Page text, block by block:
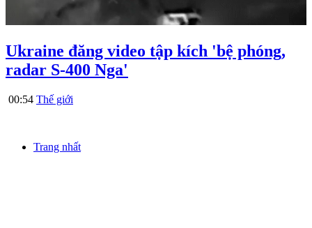
Ukraine đăng video tập kích 'bệ phóng,
radar S-400 Nga'
00:54 Thế giới
Trang nhất